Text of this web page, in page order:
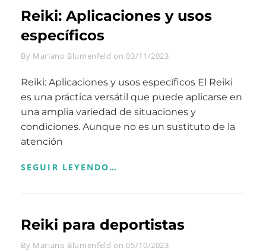
Reiki: Aplicaciones y usos
específicos
By Byline
Mariano Blumenfeld on03/11/2023
Reiki: Aplicaciones y usos específicos El Reiki
es una práctica versátil que puede aplicarse en
una amplia variedad de situaciones y
condiciones. Aunque no es un sustituto de la
atención
SEGUIR LEYENDO…
Reiki para deportistas
By Byline
Mariano Blumenfeld on05/10/2023